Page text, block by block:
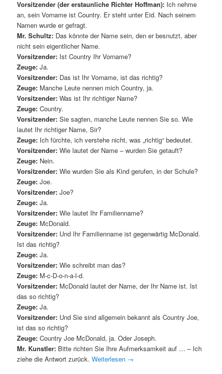
Vorsitzender (der erstaunliche Richter Hoffman): Ich nehme
an, sein Vorname ist Country. Er steht unter Eid. Nach seinem
Namen wurde er gefragt.
Mr. Schultz: Das könnte der Name sein, den er besnutzt, aber
nicht sein eigentlicher Name.
Vorsitzender: Ist Country Ihr Vorname?
Zeuge: Ja.
Vorsitzender: Das ist Ihr Vorname, ist das richtig?
Zeuge: Manche Leute nennen mich Country, ja.
Vorsitzender: Was ist Ihr richtiger Name?
Zeuge: Country.
Vorsitzender: Sie sagten, manche Leute nennen Sie so. Wie
lautet Ihr richtiger Name, Sir?
Zeuge: Ich fürchte, ich verstehe nicht, was „richtig“ bedeutet.
Vorsitzender: Wie lautet der Name – wurden Sie getauft?
Zeuge: Nein.
Vorsitzender: Wie wurden Sie als Kind gerufen, in der Schule?
Zeuge: Joe.
Vorsitzender: Joe?
Zeuge: Ja.
Vorsitzender: Wie lautet Ihr Familienname?
Zeuge: McDonald.
Vorsitzender: Und Ihr Familienname ist gegenwärtig McDonald.
Ist das richtig?
Zeuge: Ja.
Vorsitzender: Wie schreibt man das?
Zeuge: M-c-D-o-n-a-l-d.
Vorsitzender: McDonald lautet der Name, der Ihr Name ist. Ist
das so richtig?
Zeuge: Ja.
Vorsitzender: Und Sie sind allgemein bekannt als Country Joe,
ist das so richtig?
Zeuge: Country Joe McDonald, ja. Oder Joseph.
Mr. Kunstler: Bitte richten Sie Ihre Aufmerksamkeit auf … – Ich
ziehe die Antwort zurück.Weiterlesen →